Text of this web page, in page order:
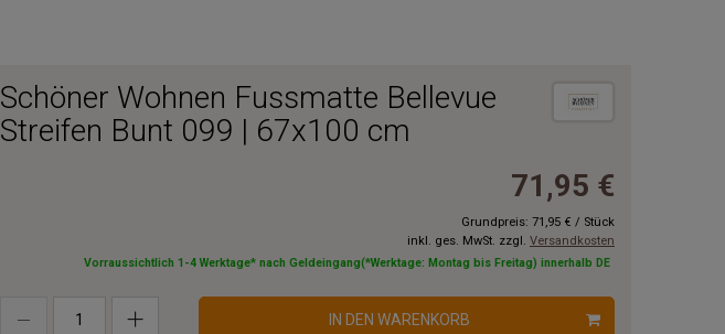
Schöner Wohnen Fussmatte Bellevue
Streifen Bunt 099 | 67x100 cm
71,95 €
Grundpreis: 71,95 € / Stück
inkl. ges. MwSt. zzgl. Versandkosten
Vorraussichtlich 1-4 Werktage* nach Geldeingang(*Werktage: Montag bis Freitag) innerhalb DE
IN DEN WARENKORB